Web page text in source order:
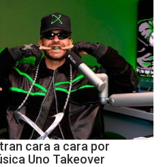
cara a cara por
Uno Takeover